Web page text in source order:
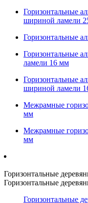
Горизонтальные
шириной ламели
Горизонтальные
Горизонтальные
ламели 16 мм
Горизонтальные
шириной ламели
Межрамные
мм
Межрамные
мм
Горизонтальные
Горизонтальные
Горизонтальные